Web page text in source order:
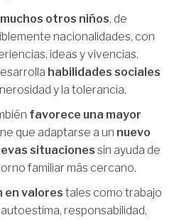
otros niños, de
nacionalidades, con
ideas y vivencias.
habilidades sociales
y la tolerancia.
favorece una mayor
que adaptarse a un nuevo
situaciones sin ayuda de
familiar más cercano.
en valores tales como trabajo
responsabilidad,